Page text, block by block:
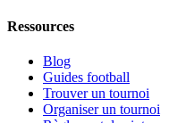
Ressources
Blog
Guides football
Trouver un tournoi
Organiser un tournoi